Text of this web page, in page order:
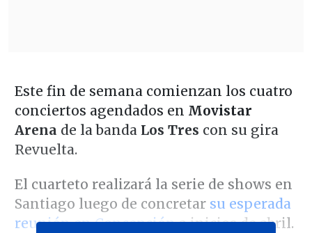
Este fin de semana comienzan los cuatro
conciertos agendados en Movistar
Arena de la banda Los Tres con su gira
Revuelta.
El cuarteto realizará la serie de shows en
Santiago luego de concretar su esperada
reunión en Concepcióna inicios de abril.